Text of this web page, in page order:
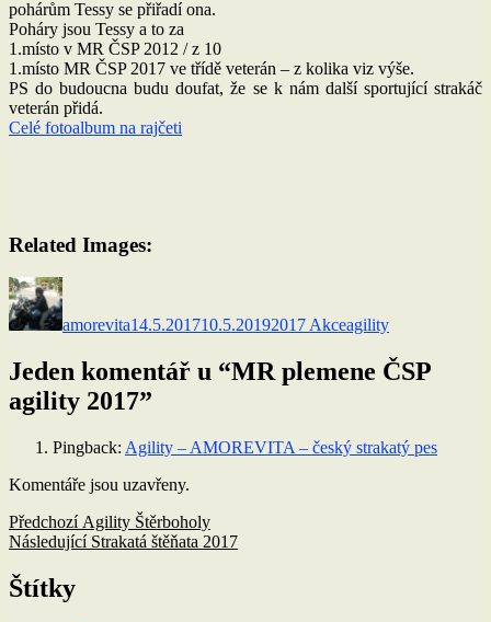
pohárům Tessy se přiřadí ona.
Poháry jsou Tessy a to za
1.místo v MR ČSP 2012 / z 10
1.místo MR ČSP 2017 ve třídě veterán – z kolika viz výše.
PS do budoucna budu doufat, že se k nám další sportující strakáč
veterán přidá.
Celé fotoalbum na rajčeti
Related Images:
Autor:
amorevita14.5.201710.5.20192017 Akceagility
Jeden komentář u “MR plemene ČSP
agility 2017”
Pingback: Agility – AMOREVITA – český strakatý pes
Komentáře jsou uzavřeny.
Navigace
pro
příspěvek
Předchozí Předchozí
příspěvek:
Agility Štěrboholy
Následující Následující
Strakatá štěňata 2017
Štítky